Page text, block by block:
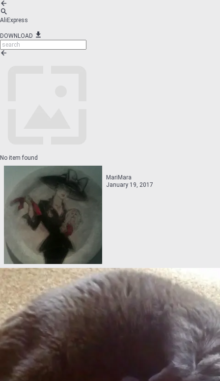
AliExpress
DOWNLOAD
No item found
MariMara
January 19, 2017